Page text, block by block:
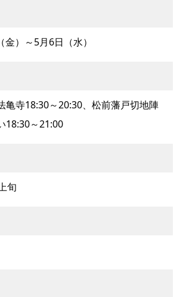
）～5月6日（水）
亀寺18:30～20:30、松前藩戸切地陣
18:30～21:00
旬